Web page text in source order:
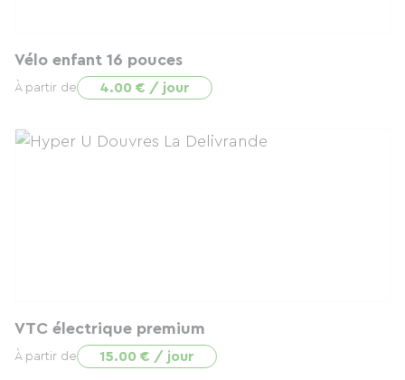
Vélo enfant 16 pouces
À partir de 4.00 € / jour
VTC électrique premium
À partir de 15.00 € / jour